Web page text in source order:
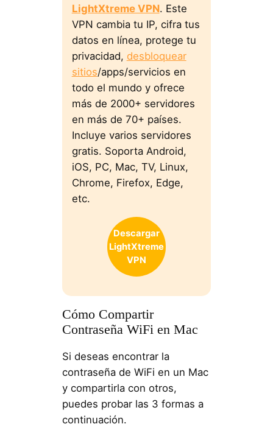
LightXtreme VPN. Este
VPN cambia tu IP, cifra tus
datos en línea, protege tu
privacidad, desbloquear
sitios/apps/servicios en
todo el mundo y ofrece
más de 2000+ servidores
en más de 70+ países.
Incluye varios servidores
gratis. Soporta Android,
iOS, PC, Mac, TV, Linux,
Chrome, Firefox, Edge,
etc.
Descargar
LightXtreme
VPN
Cómo Compartir
Contraseña WiFi en Mac
Si deseas encontrar la
contraseña de WiFi en un Mac
y compartirla con otros,
puedes probar las 3 formas a
continuación.